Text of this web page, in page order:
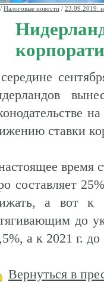
/ Налоговые новости / 23.09.2019:
ставки
время
составляет
а вот к
до
а к 2021 г.
Вернуться в